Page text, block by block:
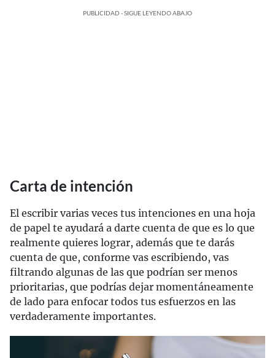
PUBLICIDAD - SIGUE LEYENDO ABAJO
Carta de intención
El escribir varias veces tus intenciones en una hoja
de papel te ayudará a darte cuenta de que es lo que
realmente quieres lograr, además que te darás
cuenta de que, conforme vas escribiendo, vas
filtrando algunas de las que podrían ser menos
prioritarias, que podrías dejar momentáneamente
de lado para enfocar todos tus esfuerzos en las
verdaderamente importantes.